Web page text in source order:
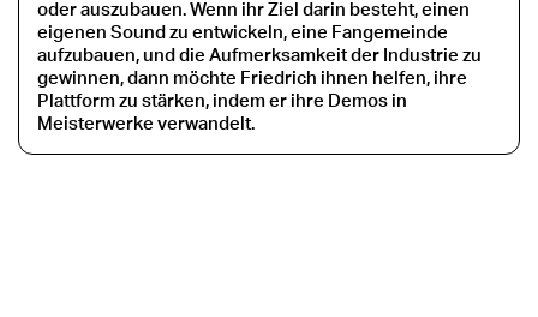
oder auszubauen. Wenn ihr Ziel darin besteht, einen
eigenen Sound zu entwickeln, eine Fangemeinde
aufzubauen, und die Aufmerksamkeit der Industrie zu
gewinnen, dann möchte Friedrich ihnen helfen, ihre
Plattform zu stärken, indem er ihre Demos in
Meisterwerke verwandelt.